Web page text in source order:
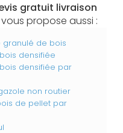
gratuit livraison
vous propose aussi :
granulé de bois
densifiée
densifiée par
non routier
de pellet par